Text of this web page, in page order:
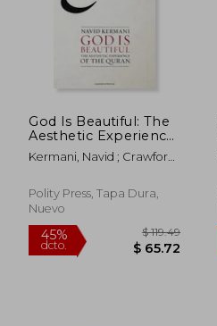
God Is Beautiful: The
Aesthetic Experience
of the Quran (en
Inglés)
Kermani, Navid ; Crawford,
Polity Press, Tapa Dura,
Nuevo